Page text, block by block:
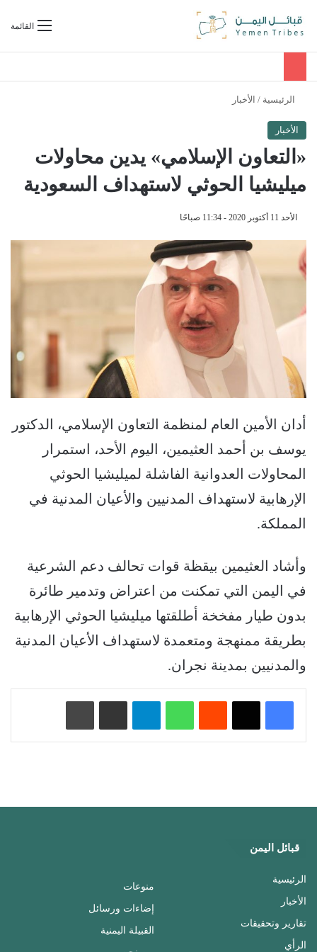
القائمةبحث عن
الرئيسية / الأخبار
الأخبار
«التعاون الإسلامي» يدين محاولات
ميليشيا الحوثي لاستهداف السعودية
الأحد 11 أكتوبر 2020 - 11:34 صباحًا
أدان الأمين العام لمنظمة التعاون الإسلامي، الدكتور
يوسف بن أحمد العثيمين، اليوم الأحد، استمرار
المحاولات العدوانية الفاشلة لميليشيا الحوثي
الإرهابية لاستهداف المدنيين والأعيان المدنية في
المملكة.
وأشاد العثيمين بيقظة قوات تحالف دعم الشرعية
في اليمن التي تمكنت من اعتراض وتدمير طائرة
بدون طيار مفخخة أطلقتها ميليشيا الحوثي الإرهابية
بطريقة ممنهجة ومتعمدة لاستهداف الأعيان المدنية
والمدنيين بمدينة نجران.
واتساب تيلقرام
قبائل اليمن
الرئيسية
الأخبار
تقارير وتحقيقات
الرأي
منوعات
إضاءات ورسائل
القبيلة اليمنية